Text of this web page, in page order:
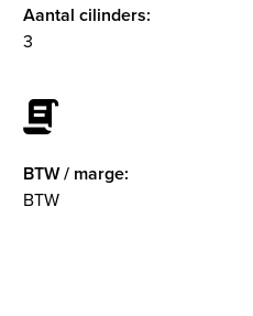
Aantal cilinders:
3
BTW / marge:
BTW